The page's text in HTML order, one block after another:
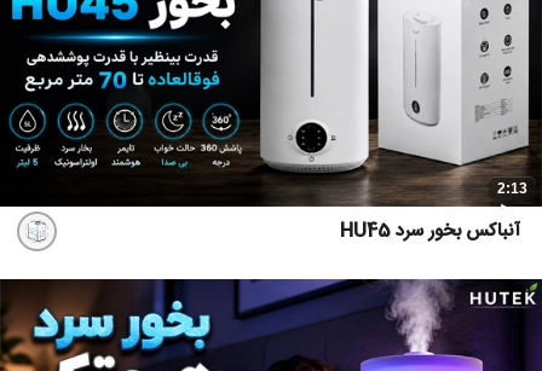
2:13
آنباکس بخور سرد HU45